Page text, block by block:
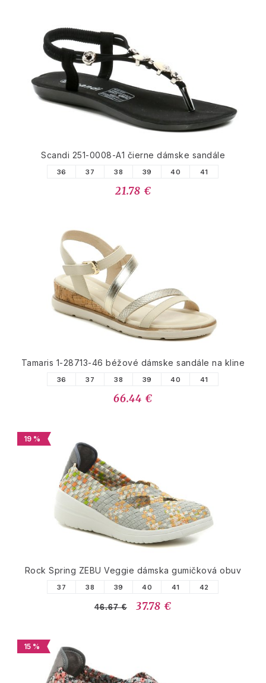
Scandi 251-0008-A1 čierne dámske sandále
36 37 38 39 40 41
21.78 €
Tamaris 1-28713-46 béžové dámske sandále na kline
36 37 38 39 40 41
66.44 €
19 %
Rock Spring ZEBU Veggie dámska gumičková obuv
37 38 39 40 41 42
46.67 € 37.78 €
15 %